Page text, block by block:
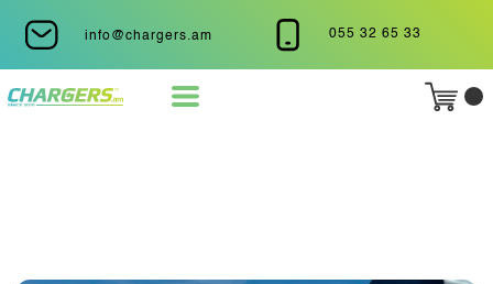
info@chargers.am 055 32 65 33